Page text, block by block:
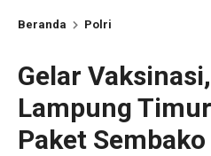
Beranda Polri
Gelar
Lampung
Paket